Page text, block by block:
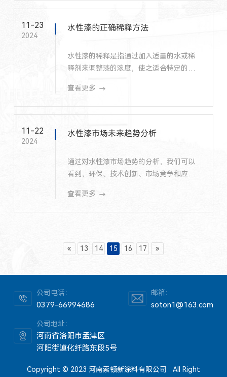
11-23
2024
水性漆的正确稀释方法
水性漆的稀释是指通过加入适量的水或稀
释剂来调整漆的浓度，使之适合特定的施
装性能、流平性能和附着力，并提高涂层
的颜色和光泽。下面索顿水漆小编为大家
介绍水性漆怎么稀释正确。
查看更多
11-22
2024
水性漆市场未来趋势分析
通过对水性漆市场趋势的分析，我们可以
看到，环保、技术创新、市场竞争和应用
未来，随着消费者对品质和环保要求的提
高，水性漆市场将会持续保持增长，并呈
查看更多
« 13 14 15 16 17 »
公司电话：
0379-66994686
邮箱：
soton1@163.com
公司地址：
河南省洛阳市孟津区
河阳街道化纤路东段5号
Copyright © 2023 河南索顿新涂料有限公司 All Right